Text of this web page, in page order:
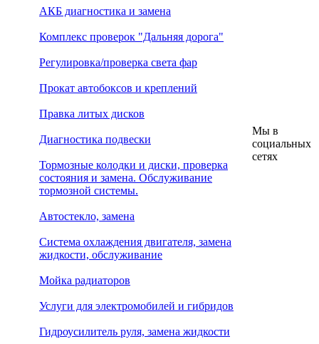
АКБ диагностика и замена
Комплекс проверок "Дальняя дорога"
Регулировка/проверка света фар
Прокат автобоксов и креплений
Правка литых дисков
Диагностика подвески
Тормозные колодки и диски, проверка
состояния и замена. Обслуживание
тормозной системы.
Автостекло, замена
Система охлаждения двигателя, замена
жидкости, обслуживание
Мойка радиаторов
Услуги для электромобилей и гибридов
Гидроусилитель руля, замена жидкости
Мы в
социальных
сетях